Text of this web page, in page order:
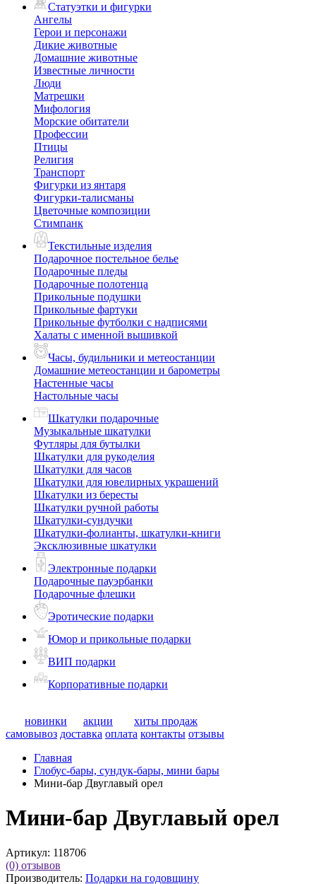
Статуэтки и фигурки
Ангелы
Герои и персонажи
Дикие животные
Домашние животные
Известные личности
Люди
Матрешки
Мифология
Морские обитатели
Профессии
Птицы
Религия
Транспорт
Фигурки из янтаря
Фигурки-талисманы
Цветочные композиции
Стимпанк
Текстильные изделия
Подарочное постельное белье
Подарочные пледы
Подарочные полотенца
Прикольные подушки
Прикольные фартуки
Прикольные футболки с надписями
Халаты с именной вышивкой
Часы, будильники и метеостанции
Домашние метеостанции и барометры
Настенные часы
Настольные часы
Шкатулки подарочные
Музыкальные шкатулки
Футляры для бутылки
Шкатулки для рукоделия
Шкатулки для часов
Шкатулки для ювелирных украшений
Шкатулки из бересты
Шкатулки ручной работы
Шкатулки-сундучки
Шкатулки-фолианты, шкатулки-книги
Эксклюзивные шкатулки
Электронные подарки
Подарочные пауэрбанки
Подарочные флешки
Эротические подарки
Юмор и прикольные подарки
ВИП подарки
Корпоративные подарки
новинки акции
хиты продаж
самовывоз доставка оплата контакты отзывы
Главная
Глобус-бары, сундук-бары, мини бары
Мини-бар Двуглавый орел
Мини-бар Двуглавый орел
Артикул: 118706
(0) отзывов
Производитель: Подарки на годовщину